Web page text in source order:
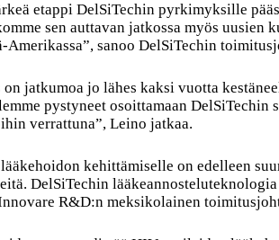
etappi DelSiTechin pyrkimyksille
sen auttavan jatkossa myös uusien
Amerikassa”, sanoo DelSiTechin
on jatkumoa jo lähes kaksi vuotta
pystyneet osoittamaan
verrattuna”, Leino jatkaa.
kehittämiselle on edelleen
DelSiTechin
R&D:n meksikolainen